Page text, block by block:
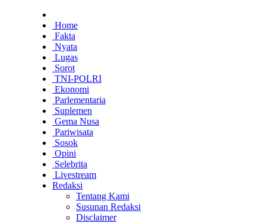
Home
Fakta
Nyata
Lugas
Sorot
TNI-POLRI
Ekonomi
Parlementaria
Suplemen
Gema Nusa
Pariwisata
Sosok
Opini
Selebrita
Livestream
Redaksi
Tentang Kami
Susunan Redaksi
Disclaimer